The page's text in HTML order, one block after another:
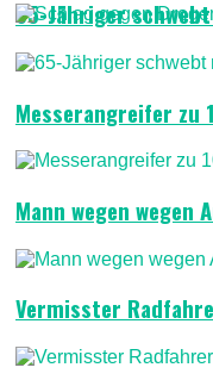
65-Jähriger
Messerangreifer zu
Mann wegen
Vermisster